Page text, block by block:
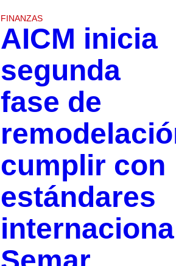
FINANZAS
AICM inicia
segunda
fase de
cumplir con
estándares